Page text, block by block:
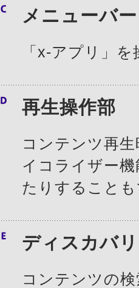
メニューバー
「x-アプリ」
再生操作部
コンテンツ再
イコライザー
たりすること
ディスカバ
コンテンツの